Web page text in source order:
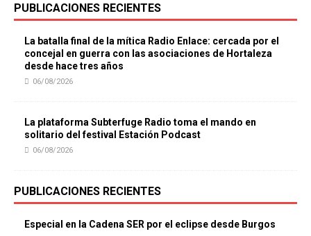
PUBLICACIONES RECIENTES
La batalla final de la mítica Radio Enlace: cercada por el
concejal en guerra con las asociaciones de Hortaleza
desde hace tres años
06/08/2026
La plataforma Subterfuge Radio toma el mando en
solitario del festival Estación Podcast
06/08/2026
PUBLICACIONES RECIENTES
Especial en la Cadena SER por el eclipse desde Burgos